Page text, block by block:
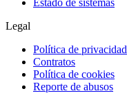
Legal
Política de privacidad
Contratos
Política de cookies
Reporte de abusos